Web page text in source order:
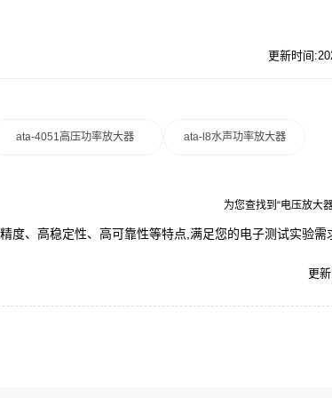
更新时间
ata-4051高压功率放大器 ata-l8水声功率放大器
为您查找到“电压放大
度、高稳定性、高可靠性等特点,满足您的电子测试实验需
更